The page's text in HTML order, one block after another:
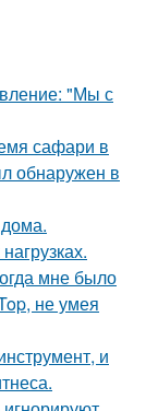
"Мы с
сафари в
обнаружен в
мне было
не умея
и